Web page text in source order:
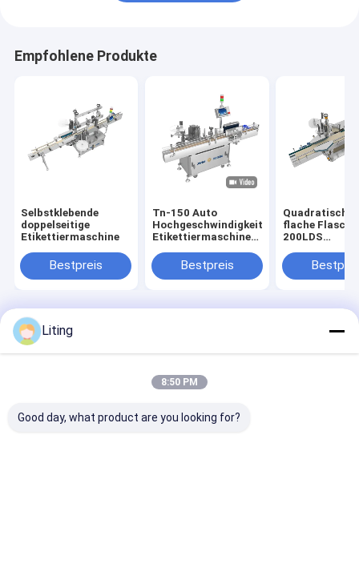
Empfohlene Produkte
Selbstklebende
doppelseitige
Etikettiermaschine
Bestpreis
Tn-150 Auto
Hochgeschwindigkeits-
Etikettiermaschine
Intelligente Multi-
Industrie-Lösung
Bestpreis
Quadratische
flache
200LDS
selbstklebende
Startseite
Fabrik.Copyright © 2026 Jiangsu Jinwang Intelligent Sci-Tech Co.,
Ltd. All Rights Reserved.
Liting
8:50 PM
Good day, what product are you looking for?